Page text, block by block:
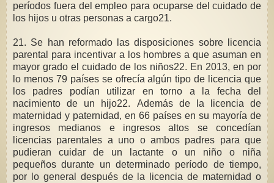
períodos fuera del empleo para ocuparse del cuidado de
los hijos u otras personas a cargo21.
21. Se han reformado las disposiciones sobre licencia
parental para incentivar a los hombres a que asuman en
mayor grado el cuidado de los niños22. En 2013, en por
lo menos 79 países se ofrecía algún tipo de licencia que
los padres podían utilizar en torno a la fecha del
nacimiento de un hijo22. Además de la licencia de
maternidad y paternidad, en 66 países en su mayoría de
ingresos medianos e ingresos altos se concedían
licencias parentales a uno o ambos padres para que
pudieran cuidar de un lactante o un niño o niña
pequeños durante un determinado período de tiempo,
por lo general después de la licencia de maternidad o